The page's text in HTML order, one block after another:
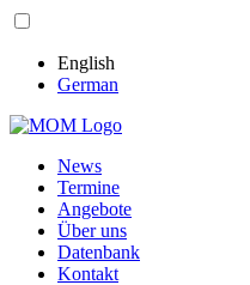
English
German
News
Termine
Angebote
Über uns
Datenbank
Kontakt